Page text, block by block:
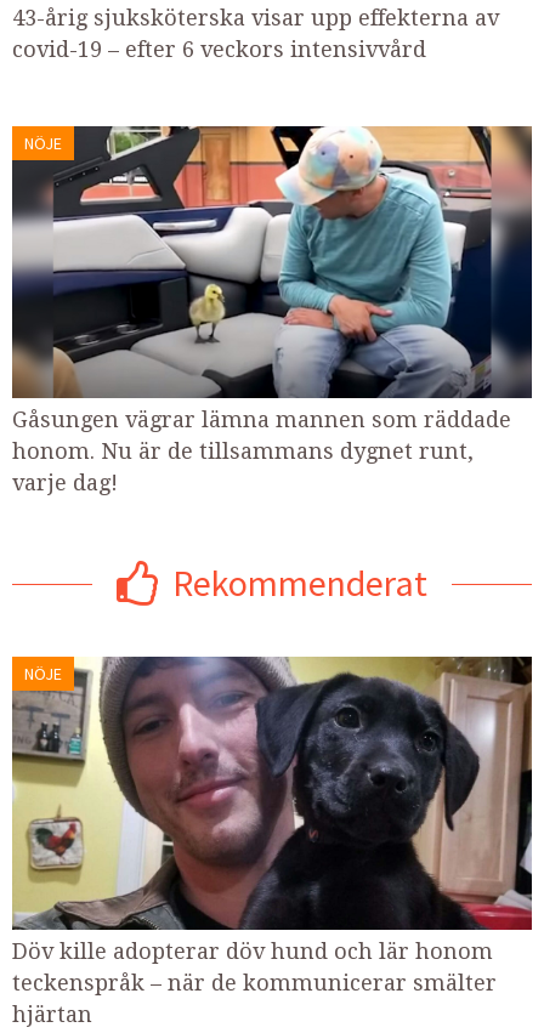
43-årig sjuksköterska visar upp effekterna av
covid-19 – efter 6 veckors intensivvård
NÖJE
Gåsungen vägrar lämna mannen som räddade
honom. Nu är de tillsammans dygnet runt,
varje dag!
Rekommenderat
NÖJE
Döv kille adopterar döv hund och lär honom
teckenspråk – när de kommunicerar smälter
hjärtan